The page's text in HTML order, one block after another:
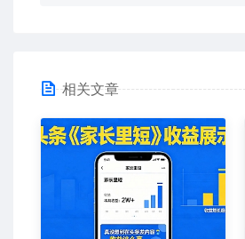
相关文章